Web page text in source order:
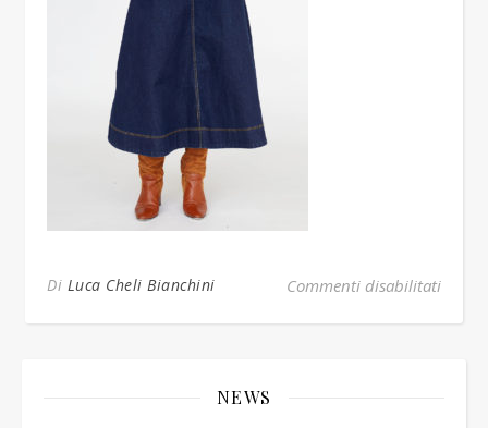
Di Luca Cheli Bianchini Commenti disabilitatisu
NEWS